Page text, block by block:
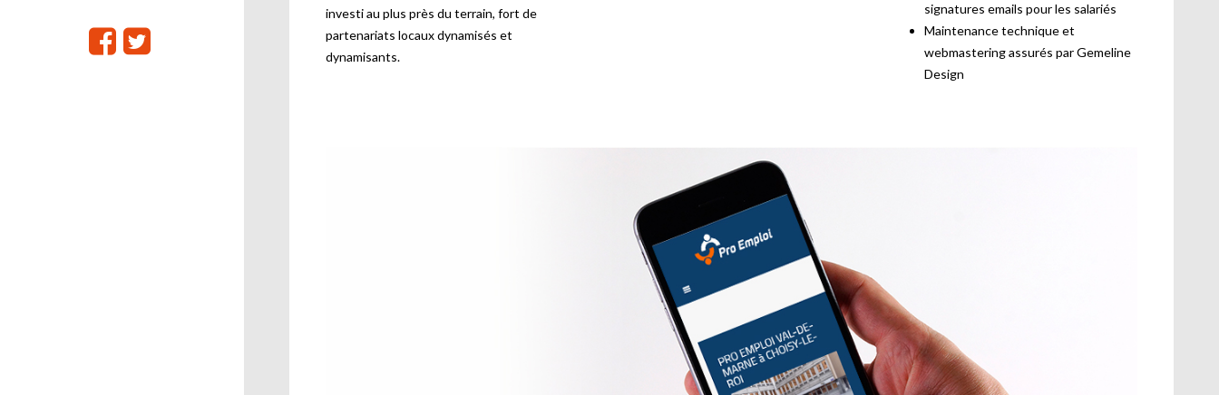
investi au plus près du terrain, fort de
partenariats locaux dynamisés et
dynamisants.
signatures emails pour les salariés
Maintenance technique et
webmastering assurés par Gemeline
Design